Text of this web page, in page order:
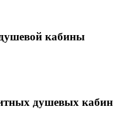
кабины
душевых кабин